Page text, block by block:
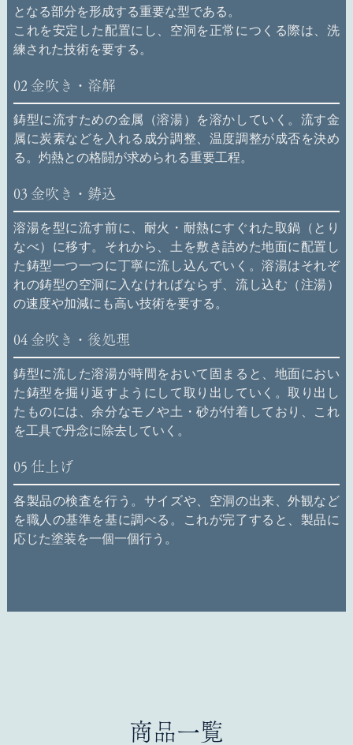
となる部分を形成する重要な型である。
これを安定した配置にし、空洞を正常につくる際は、洗
練された技術を要する。
02 金吹き・溶解
鋳型に流すための金属（溶湯）を溶かしていく。流す金
属に炭素などを入れる成分調整、温度調整が成否を決め
る。灼熱との格闘が求められる重要工程。
03 金吹き・鋳込
溶湯を型に流す前に、耐火・耐熱にすぐれた取鍋（とり
なべ）に移す。それから、土を敷き詰めた地面に配置し
た鋳型一つ一つに丁寧に流し込んでいく。溶湯はそれぞ
れの鋳型の空洞に入なければならず、流し込む（注湯）
の速度や加減にも高い技術を要する。
04 金吹き・後処理
鋳型に流した溶湯が時間をおいて固まると、地面におい
た鋳型を掘り返すようにして取り出していく。取り出し
たものには、余分なモノや土・砂が付着しており、これ
を工具で丹念に除去していく。
05 仕上げ
各製品の検査を行う。サイズや、空洞の出来、外観など
を職人の基準を基に調べる。これが完了すると、製品に
応じた塗装を一個一個行う。
商品一覧